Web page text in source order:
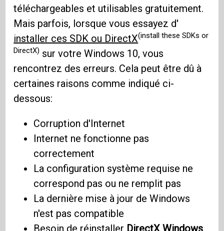
téléchargeables et utilisables gratuitement.
Mais parfois, lorsque vous essayez d'
installer ces SDK ou DirectX(install these SDKs or
DirectX) sur votre Windows 10, vous
rencontrez des erreurs. Cela peut être dû à
certaines raisons comme indiqué ci-
dessous:
Corruption d'Internet
Internet ne fonctionne pas
correctement
La configuration système requise ne
correspond pas ou ne remplit pas
La dernière mise à jour de Windows
n'est pas compatible
Besoin de réinstaller DirectX Windows